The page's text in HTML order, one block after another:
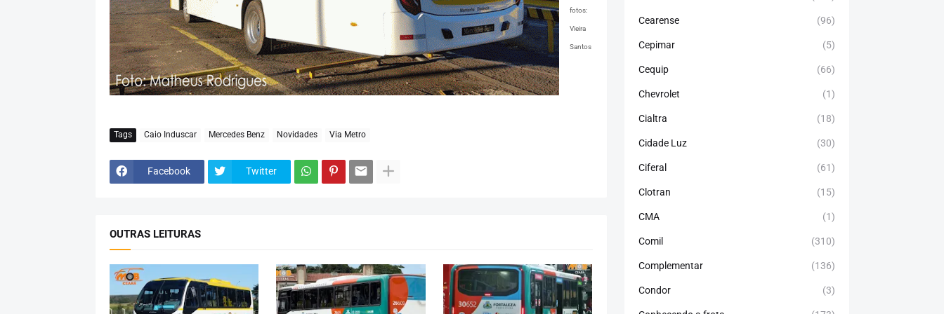
fotos:
Vieira
Santos
Tags Caio Induscar Mercedes Benz Novidades Via Metro
Facebook Twitter
OUTRAS LEITURAS
Cearense (96)
Cepimar (5)
Cequip (66)
Chevrolet (1)
Cialtra (18)
Cidade Luz (30)
Ciferal (61)
Clotran (15)
CMA (1)
Comil (310)
Complementar (136)
Condor (3)